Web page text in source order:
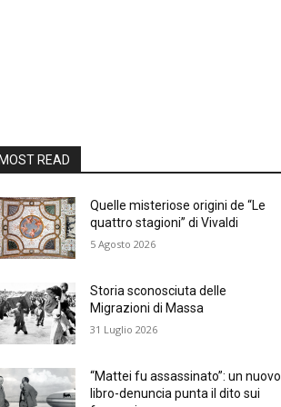
READ
Quelle misteriose origini de “Le
quattro stagioni” di Vivaldi
5 Agosto 2026
Storia sconosciuta delle
Migrazioni di Massa
31 Luglio 2026
“Mattei fu assassinato”: un nuovo
libro-denuncia punta il dito sui